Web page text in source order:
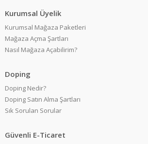
Kurumsal Üyelik
Kurumsal Mağaza Paketleri
Mağaza Açma Şartları
Nasıl Mağaza Açabilirim?
Doping
Doping Nedir?
Doping Satın Alma Şartları
Sık Sorulan Sorular
Güvenli E-Ticaret